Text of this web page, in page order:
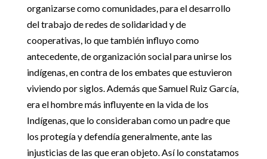
organizarse como comunidades, para el desarrollo
del trabajo de redes de solidaridad y de
cooperativas, lo que también influyo como
antecedente, de organización social para unirse los
indígenas, en contra de los embates que estuvieron
viviendo por siglos. Además que Samuel Ruiz García,
era el hombre más influyente en la vida de los
Indígenas, que lo consideraban como un padre que
los protegía y defendía generalmente, ante las
injusticias de las que eran objeto. Así lo constatamos